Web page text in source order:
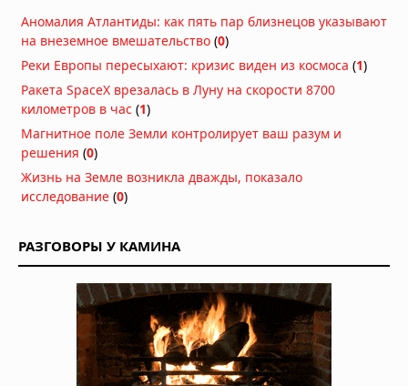
дьявола: находка возрастом 23
миллиона лет переписывает
историю сумчатых хищников
Гиены оказались мастерами
общения: они используют 13 звуков
и «улыбку», чтобы игра не
15.07.2026 в 08:30
клыков
Самки дельфинов умеют избегать
насильников по одному их звуку
13.07.2026 в 09:00
Медузы заживляют раны за минуты
Аномалия Атлантиды: как пять пар близнецов указывают
на внеземное вмешательство (0)
Реки Европы пересыхают: кризис виден из космоса (1)
Ракета SpaceX врезалась в Луну на скорости 8700
километров в час (1)
Магнитное поле Земли контролирует ваш разум и
решения (0)
Жизнь на Земле возникла дважды, показало
исследование (0)
РАЗГОВОРЫ У КАМИНА